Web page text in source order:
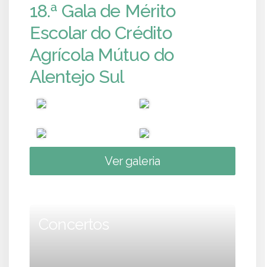
18.ª Gala de Mérito
Escolar do Crédito
Agrícola Mútuo do
Alentejo Sul
Ver galeria
Concertos